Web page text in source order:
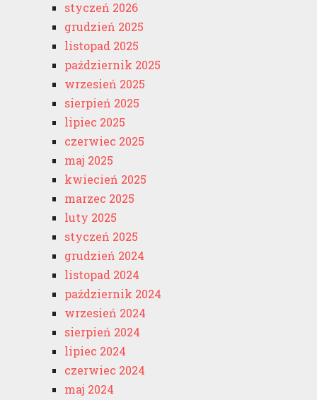
styczeń 2026
grudzień 2025
listopad 2025
październik 2025
wrzesień 2025
sierpień 2025
lipiec 2025
czerwiec 2025
maj 2025
kwiecień 2025
marzec 2025
luty 2025
styczeń 2025
grudzień 2024
listopad 2024
październik 2024
wrzesień 2024
sierpień 2024
lipiec 2024
czerwiec 2024
maj 2024